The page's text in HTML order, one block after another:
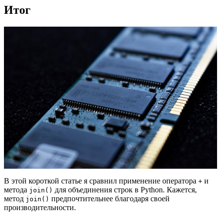
Итог
В этой короткой статье я сравнил применение оператора + и
метода join() для объединения строк в Python. Кажется,
метод join() предпочтительнее благодаря своей
производительности.